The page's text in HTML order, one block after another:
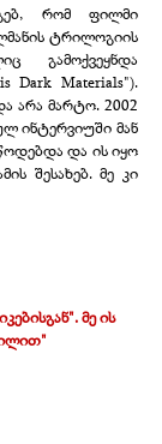
რომ ფილმი
ტრილოგიის
გამოქვეყნდა
Dark Materials").
არა მარტო. 2002
ინტერვიუში მან
და ის იყო
შესახებ. მე კი
მე ის